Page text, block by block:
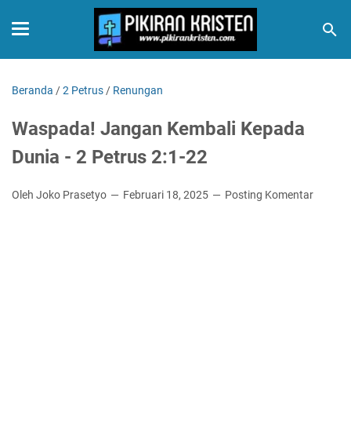
Beranda /2 Petrus / Renungan
Waspada! Jangan Kembali Kepada
Dunia - 2 Petrus 2:1-22
Oleh Joko Prasetyo Februari 18, 2025 Posting Komentar